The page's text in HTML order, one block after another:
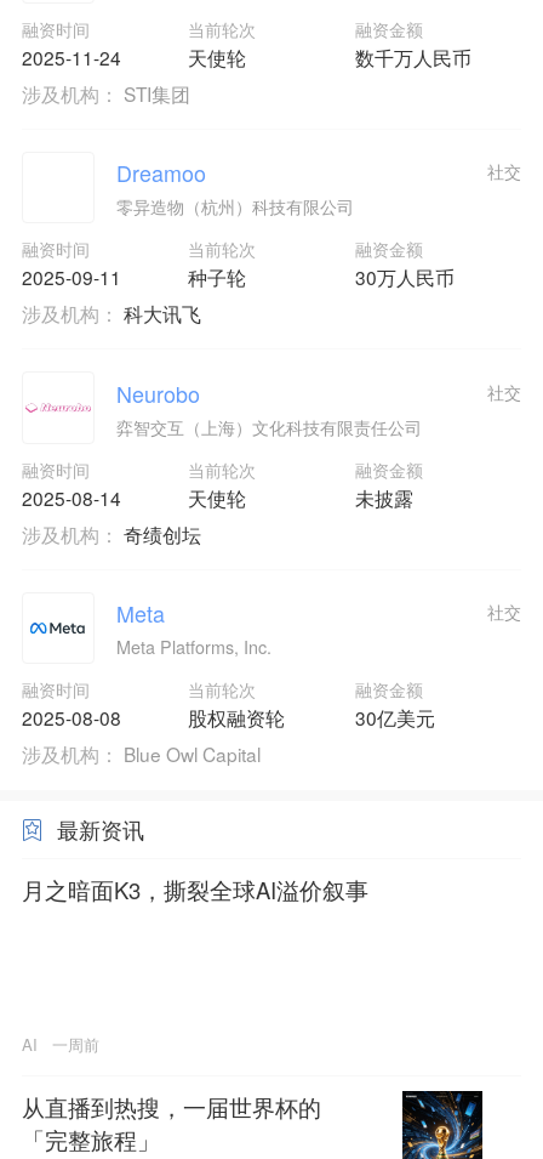
融资时间
2025-11-24
当前轮次
天使轮
融资金额
数千万人民币
涉及机构： STI集团
Dreamoo
零异造物（杭州）科技有限公司
融资时间
2025-09-11
当前轮次
种子轮
融资金额
30万人民币
社交
涉及机构： 科大讯飞
Neurobo
弈智交互（上海）文化科技有限责任公司
融资时间
2025-08-14
当前轮次
天使轮
融资金额
未披露
社交
涉及机构： 奇绩创坛
Meta
Meta Platforms, Inc.
融资时间
2025-08-08
当前轮次
股权融资轮
融资金额
30亿美元
社交
涉及机构： Blue Owl Capital
最新资讯
月之暗面K3，撕裂全球AI溢价叙事
AI 一周前
从直播到热搜，一届世界杯的
「完整旅程」